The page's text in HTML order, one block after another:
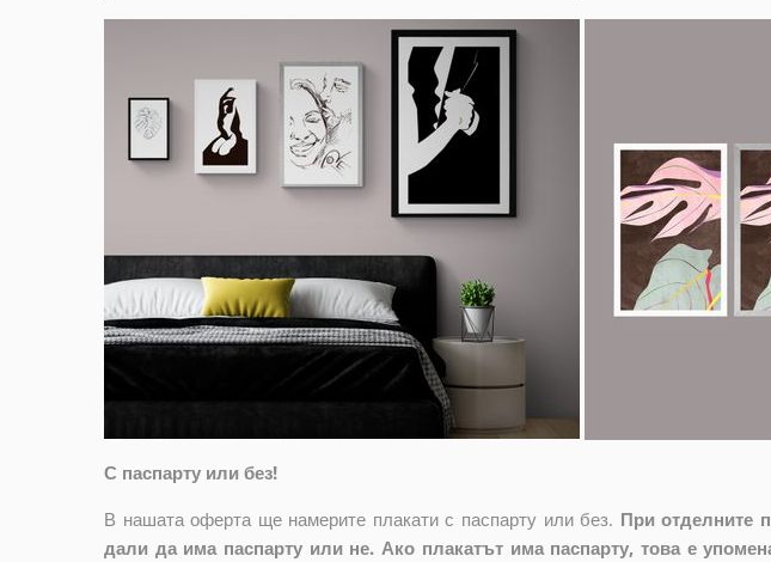
С паспарту или без!
В нашата оферта ще намерите плакати с паспарту или без. При отделните
дали да има паспарту или не. Ако плакатът има паспарту, това е